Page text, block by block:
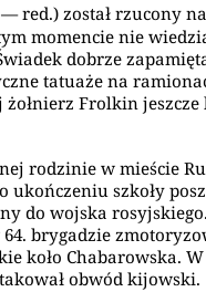
red.) został rzucony
momencie nie
dobrze
tatuaże na
Frolkin
rodzinie w mieście
ukończeniu szkoły
do wojska
64. brygadzie
koło Chabarowska. W
obwód kijowski.